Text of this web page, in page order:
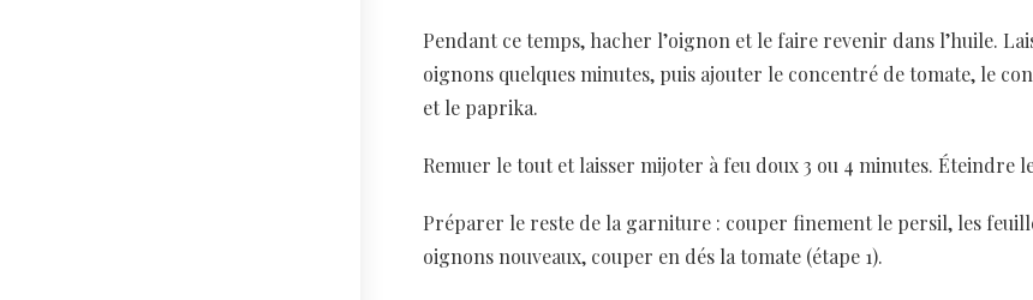
Pendant ce temps, hacher l’oignon et le faire revenir dans l’huile.
oignons quelques minutes, puis ajouter le concentré de tomate, le
et le paprika.
Remuer le tout et laisser mijoter à feu doux 3 ou 4 minutes. Éteindre
Préparer le reste de la garniture : couper finement le persil, les
oignons nouveaux, couper en dés la tomate (étape 1).